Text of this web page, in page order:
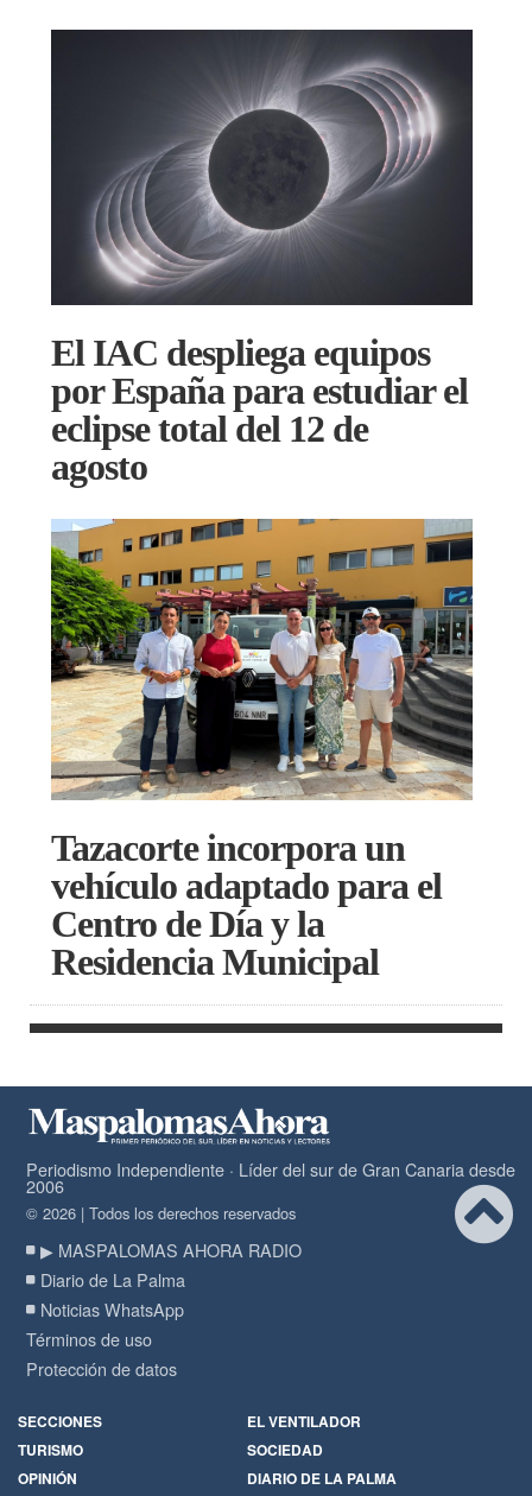
El IAC despliega equipos
por España para estudiar el
eclipse total del 12 de
agosto
Tazacorte incorpora un
vehículo adaptado para el
Centro de Día y la
Residencia Municipal
Periodismo Independiente · Líder del sur de Gran Canaria desde
2006
© 2026 | Todos los derechos reservados
▶ MASPALOMAS AHORA RADIO
Diario de La Palma
Noticias WhatsApp
Términos de uso
Protección de datos
SECCIONES
EL VENTILADOR
TURISMO
SOCIEDAD
OPINIÓN
DIARIO DE LA PALMA